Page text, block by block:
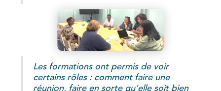
Les formations ont permis de voir
certains rôles : comment faire une
réunion, faire en sorte qu’elle soit bien